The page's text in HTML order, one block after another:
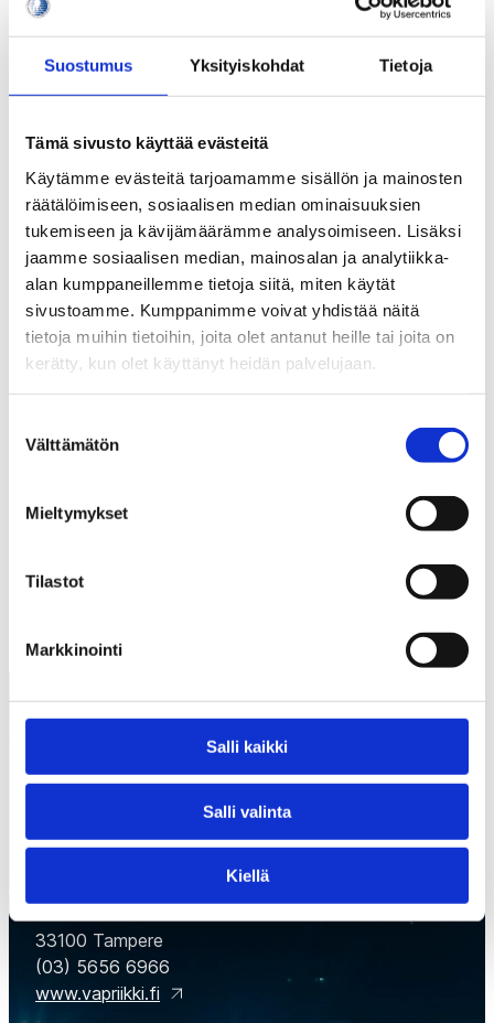
Suostumus Yksityiskohdat Tietoja
Tämä sivusto käyttää evästeitä
Käytämme evästeitä tarjoamamme sisällön ja mainosten
räätälöimiseen, sosiaalisen median ominaisuuksien
tukemiseen ja kävijämäärämme analysoimiseen. Lisäksi
jaamme sosiaalisen median, mainosalan ja analytiikka-
alan kumppaneillemme tietoja siitä, miten käytät
sivustoamme. Kumppanimme voivat yhdistää näitä
tietoja muihin tietoihin, joita olet antanut heille tai joita on
kerätty, kun olet käyttänyt heidän palvelujaan.
valinta
Välttämätön
Mieltymykset
Tilastot
Markkinointi
Salli kaikki
Salli valinta
Kiellä
Pittsburghissa ja kaksi Minnesota North Starsissa.
Vuonna 1990 Sirén palasi Euroopan kaukaloihin ensi
osoitteenaan HPK. Ura eteni vielä Ilveksen kautta
antoi SC Bernissä voitettu Sveitsin mestaruus
1997. Luistimensa Sirén ripusti lopulta naulaan
keväällä 1999.
Leijonadebyyttinsä aikuisten arvokisoissa Sirén teki
Sarajevon talviolympiakisoissa 1984. Hän edusti
Suomea yhteensä seitsemässä arvoturnauksessa
vuosina 1984–93. Parhaan tuloksen näistä tuotti
vuoden 1991 Kanada-cup, jossa Leijonat sijoittui
Pelaajavuosien jälkeen Ville Siren on toiminut usean
Museokeskus Vapriikki, Tampellan alue,
33100 Tampere
(03) 5656 6966
www.vapriikki.fi